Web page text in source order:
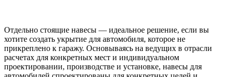
Отдельно стоящие навесы — идеальное решение, если вы
хотите создать укрытие для автомобиля, которое не
прикреплено к гаражу. Основываясь на ведущих в отрасли
расчетах для конкретных мест и индивидуальном
проектировании, производстве и установке, навесы для